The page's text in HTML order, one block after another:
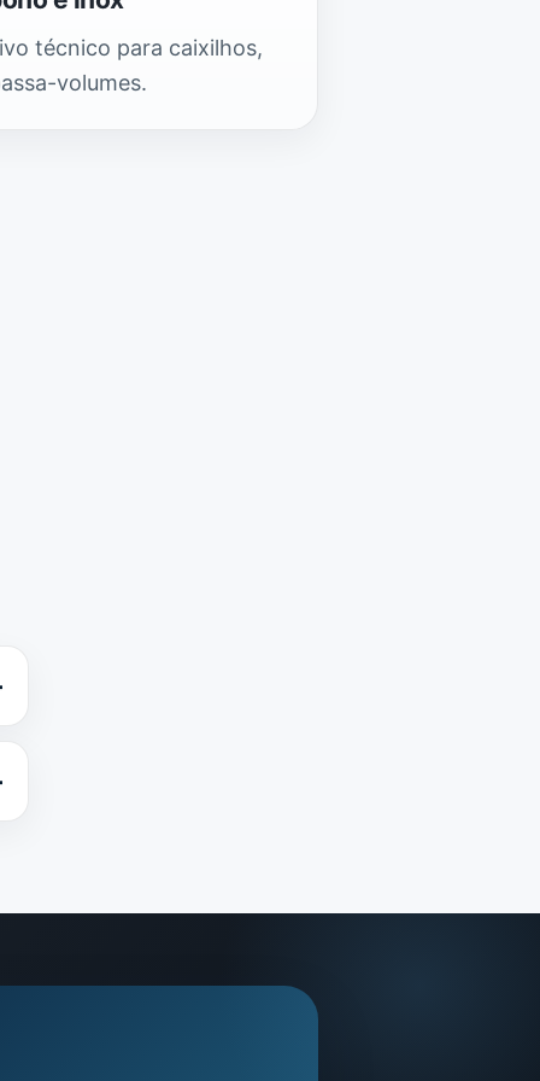
técnico para caixilhos,
volumes.